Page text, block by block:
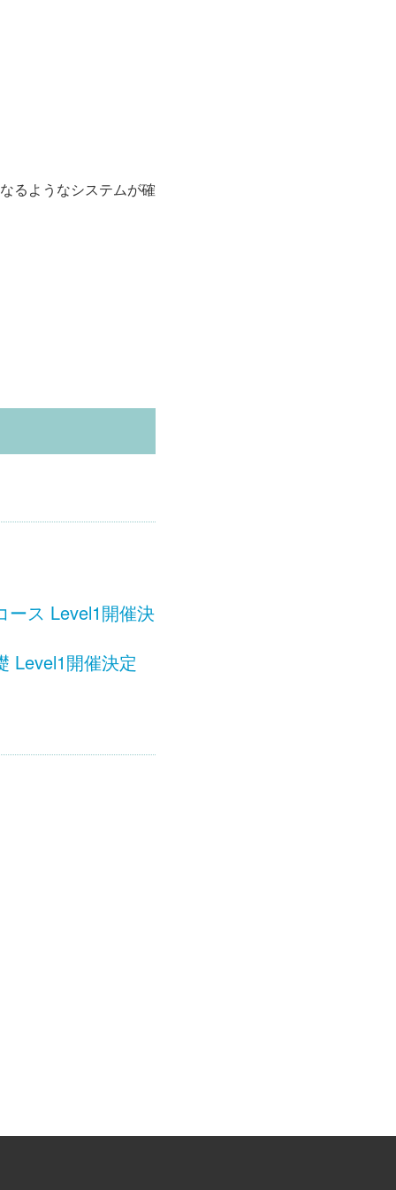
るようなシステムが確
ース Level1開催決
Level1開催決定